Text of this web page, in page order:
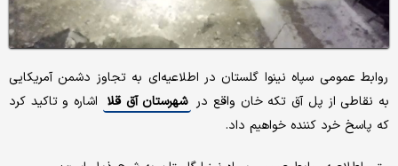
روابط عمومی سپاه نینوا گلستان در اطلاعیه‌ای به تجاوز دشمن آمریکایی
به نقاطی از پل آق تکه خان واقع در شهرستان آق قلا اشاره و تاکید کرد
که پاسخ خرد کننده خواهیم داد.